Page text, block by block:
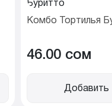
Комбо Тортилья
46.00 cом
Добавить